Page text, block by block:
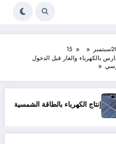
سبتمبر
15
بالكهرباء والغاز قبل الدخول
بالطاقة الشمسية في الجزائر ..